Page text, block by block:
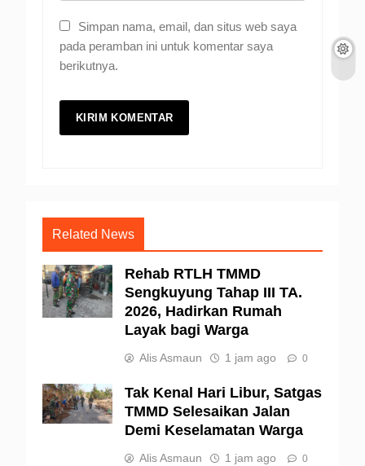
Simpan nama, email, dan situs web saya
pada peramban ini untuk komentar saya
berikutnya.
Related News
Rehab RTLH TMMD
Sengkuyung Tahap III TA.
2026, Hadirkan Rumah
Layak bagi Warga
Alis Asmaun 1 jam ago 0
Tak Kenal Hari Libur, Satgas
TMMD Selesaikan Jalan
Demi Keselamatan Warga
Alis Asmaun 1 jam ago 0